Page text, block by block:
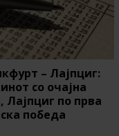
– Лајпциг:
со очајна
Лајпциг по прва
победа